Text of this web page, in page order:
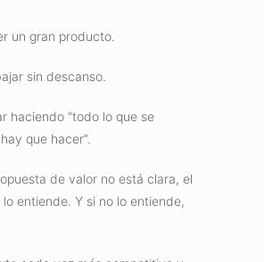
un gran producto.
sin descanso.
haciendo “todo lo que se
que hacer”.
de valor no está clara, el
entiende. Y si no lo entiende,